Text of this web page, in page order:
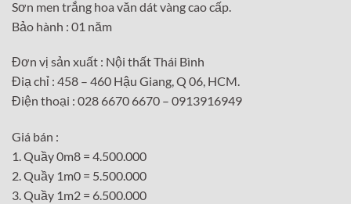
Sơn men trắng hoa văn dát vàng cao cấp.
Bảo hành : 01 năm
Đơn vị sản xuất : Nội thất Thái Bình
Điạ chỉ : 458 – 460 Hậu Giang, Q 06, HCM.
Điện thoại : 028 6670 6670 – 0913916949
Giá bán :
1. Quầy 0m8 = 4.500.000
2. Quầy 1m0 = 5.500.000
3. Quầy 1m2 = 6.500.000